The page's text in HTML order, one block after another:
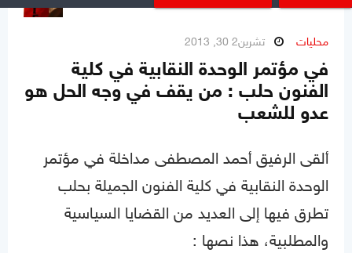
محليات تشرين2 30, 2013
في مؤتمر الوحدة النقابية في كلية
الفنون حلب : من يقف في وجه الحل هو
عدو للشعب
ألقى الرفيق أحمد المصطفى مداخلة في مؤتمر
الوحدة النقابية في كلية الفنون الجميلة بحلب
تطرق فيها إلى العديد من القضايا السياسية
والمطلبية، هذا نصها :